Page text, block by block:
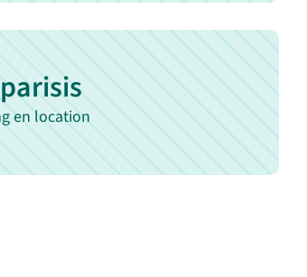
en location